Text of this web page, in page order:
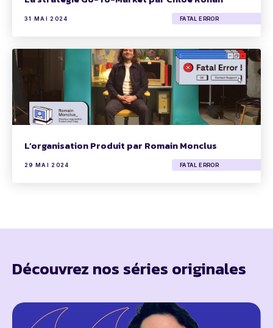
31 MAI 2024 FATAL ERROR
L’organisation Produit par Romain Monclus
29 MAI 2024 FATAL ERROR
Découvrez nos séries originales